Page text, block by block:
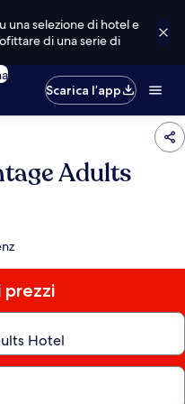
una selezione di hotel e
di una serie di
Scarica l’app
Adults
prezzi